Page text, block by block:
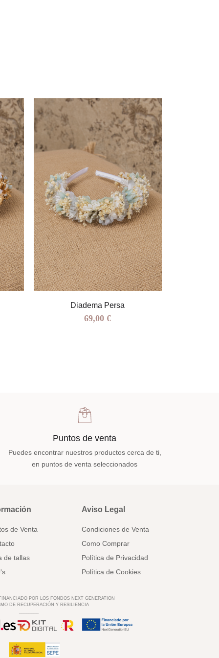
Diadema Persa
69,00 €
Puntos de venta
Puedes encontrar nuestros productos cerca de ti,
en puntos de venta seleccionados
de Venta
de tallas
Aviso Legal
Condiciones de Venta
Como Comprar
Política de Privacidad
Política de Cookies
POR LOS FONDOS NEXT GENERATION
DE RECUPERACIÓN Y RESILIENCIA